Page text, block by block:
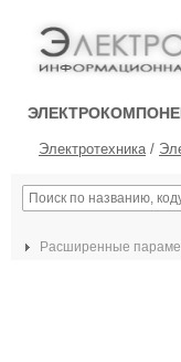
Электротехника/
Расширенные